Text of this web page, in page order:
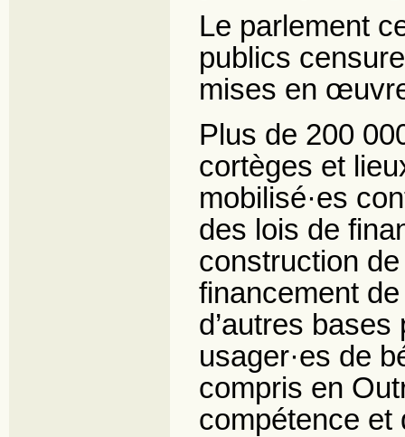
Le parlement
publics
mises en
Plus de 200
cortèges et
mobilisé·es
des lois de
construction
financement
d’autres
usager·es de
compris en
compétence et